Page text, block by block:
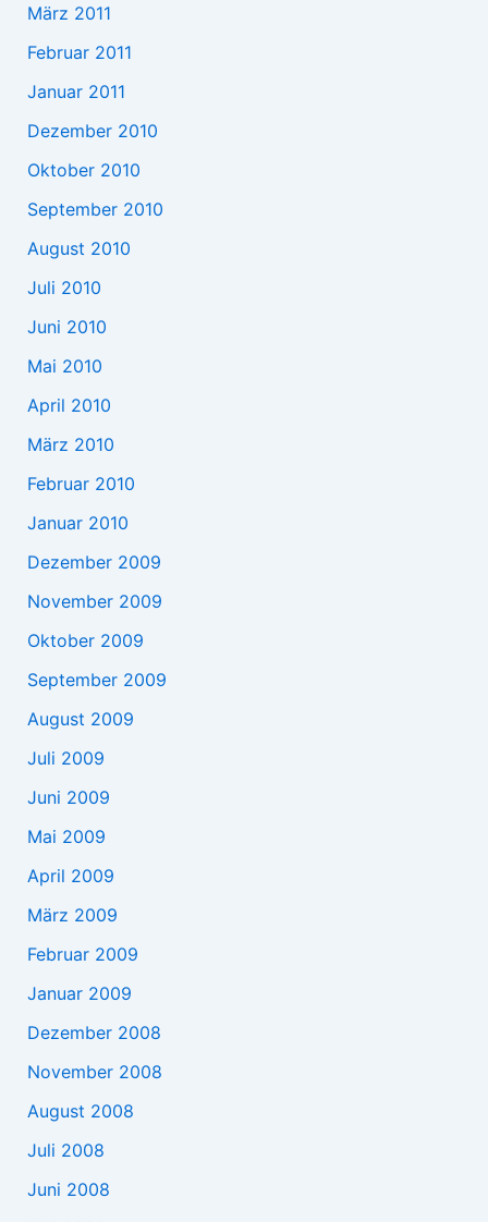
März 2011
Februar 2011
Januar 2011
Dezember 2010
Oktober 2010
September 2010
August 2010
Juli 2010
Juni 2010
Mai 2010
April 2010
März 2010
Februar 2010
Januar 2010
Dezember 2009
November 2009
Oktober 2009
September 2009
August 2009
Juli 2009
Juni 2009
Mai 2009
April 2009
März 2009
Februar 2009
Januar 2009
Dezember 2008
November 2008
August 2008
Juli 2008
Juni 2008